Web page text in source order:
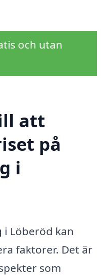
och utan
att
på
i
i Löberöd kan
faktorer. Det är
som